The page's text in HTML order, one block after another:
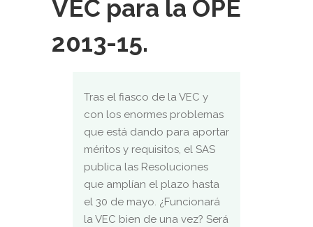
VEC para la OPE
2013-15.
Tras el fiasco de la VEC y
con los enormes problemas
que está dando para aportar
méritos y requisitos, el SAS
publica las Resoluciones
que amplían el plazo hasta
el 30 de mayo. ¿Funcionará
la VEC bien de una vez? Será